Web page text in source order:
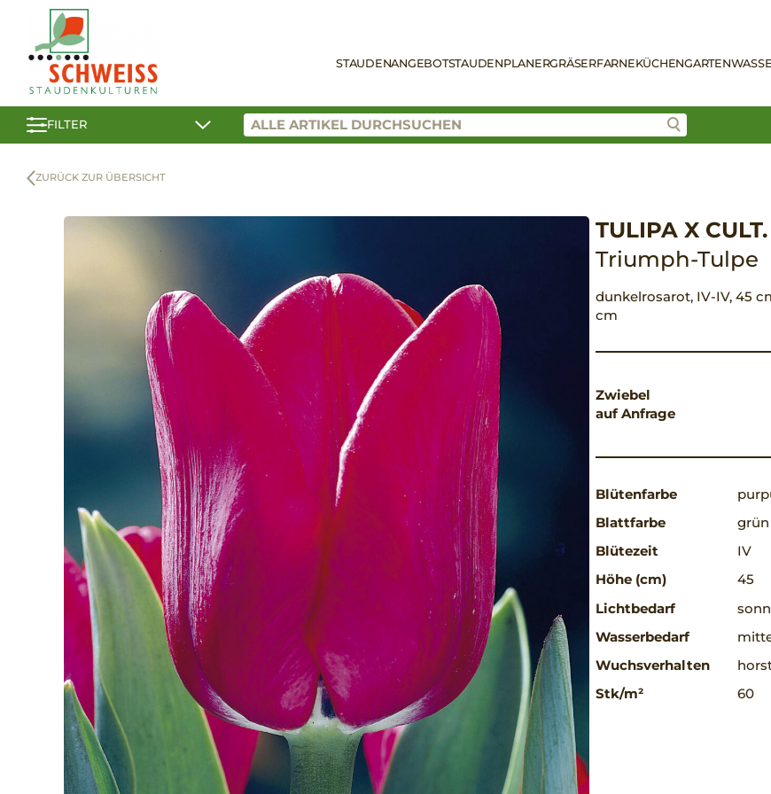
STAUDENANGEBOTSTAUDENPLANERGRÄSERFARNEKÜCHENGARTEN
FILTER
ZURÜCK ZUR ÜBERSICHT
TULIPA X
Triumph-Tulpe
dunkelrosarot, IV-IV, 45
cm
Zwiebel
auf Anfrage
Blütenfarbe
Blattfarbe
grün
Blütezeit
IV
Höhe (cm)
45
Lichtbedarf
Wasserbedarf
Wuchsverhalten
Stk/m²
60